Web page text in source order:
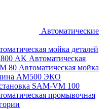
Автоматические
мойка деталей
AK Автоматическая
80 Автоматическая мойка
АМ500 ЭКО
SAM-VM 100
промывочная